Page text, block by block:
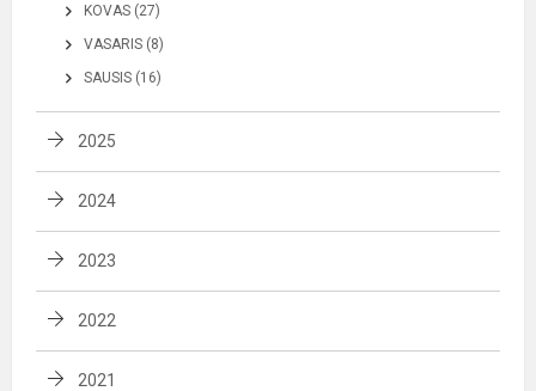
KOVAS (27)
VASARIS (8)
SAUSIS (16)
2025
2024
2023
2022
2021